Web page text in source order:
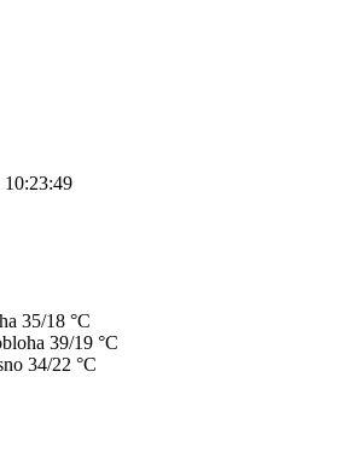
10:23:49
35/18 °C
39/19 °C
34/22 °C